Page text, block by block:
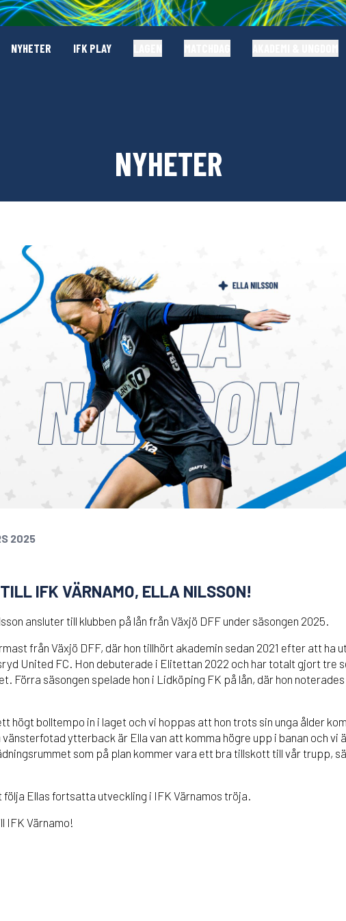
NYHETER IFK PLAY
NYHETER
2025
IFK VÄRNAMO, ELLA NILSSON!
ansluter till klubben på lån från Växjö DFF under säsongen 2025.
från Växjö DFF, där hon tillhört akademin sedan 2021 efter att ha
United FC. Hon debuterade i Elitettan 2022 och har totalt gjort tre
Förra säsongen spelade hon i Lidköping FK på lån, där hon noterades
högt bolltempo in i laget och vi hoppas att hon trots sin unga ålder
ytterback är Ella van att komma högre upp i banan och vi
som på plan kommer vara ett bra tillskott till vår trupp,
Ellas fortsatta utveckling i IFK Värnamos tröja.
IFK Värnamo!